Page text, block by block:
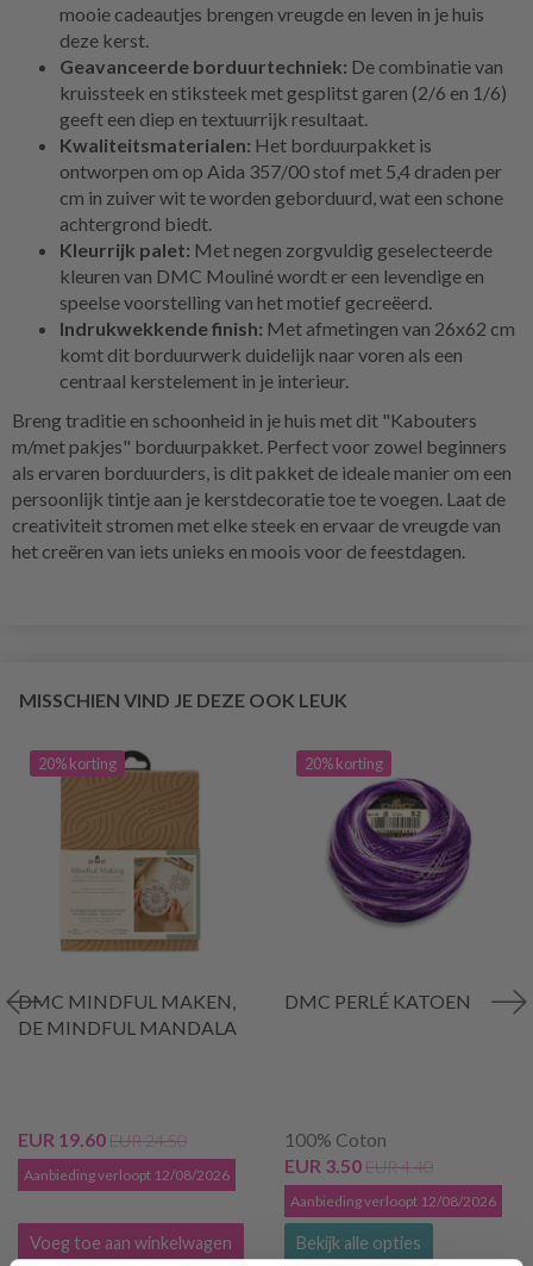
mooie cadeautjes brengen vreugde en leven in je huis
deze kerst.
Geavanceerde borduurtechniek: De combinatie van
kruissteek en stiksteek met gesplitst garen (2/6 en 1/6)
geeft een diep en textuurrijk resultaat.
Kwaliteitsmaterialen: Het borduurpakket is
ontworpen om op Aida 357/00 stof met 5,4 draden per
cm in zuiver wit te worden geborduurd, wat een schone
achtergrond biedt.
Kleurrijk palet: Met negen zorgvuldig geselecteerde
kleuren van DMC Mouliné wordt er een levendige en
speelse voorstelling van het motief gecreëerd.
Indrukwekkende finish: Met afmetingen van 26x62 cm
komt dit borduurwerk duidelijk naar voren als een
centraal kerstelement in je interieur.
Breng traditie en schoonheid in je huis met dit "Kabouters
m/met pakjes" borduurpakket. Perfect voor zowel beginners
als ervaren borduurders, is dit pakket de ideale manier om een
persoonlijk tintje aan je kerstdecoratie toe te voegen. Laat de
creativiteit stromen met elke steek en ervaar de vreugde van
het creëren van iets unieks en moois voor de feestdagen.
MISSCHIEN VIND JE DEZE OOK LEUK
20% korting
DMC MINDFUL MAKEN,
DE MINDFUL MANDALA
EUR 19.60EUR 24.50
Aanbieding verloopt 12/08/2026
Voeg toe aan winkelwagen
20% korting
DMC PERLÉ KATOEN
100% Coton
EUR 3.50EUR 4.40
Aanbieding verloopt 12/08/2026
Bekijk alle opties